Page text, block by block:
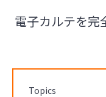
電子カルテを完
Topics